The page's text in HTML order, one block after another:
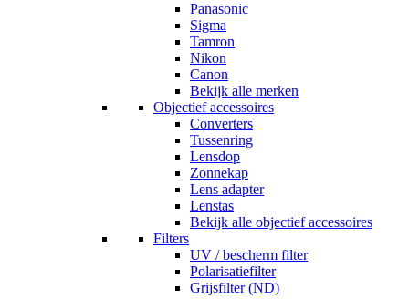
Panasonic
Sigma
Tamron
Nikon
Canon
Bekijk alle merken
Objectief accessoires
Converters
Tussenring
Lensdop
Zonnekap
Lens adapter
Lenstas
Bekijk alle objectief accessoires
Filters
UV / bescherm filter
Polarisatiefilter
Grijsfilter (ND)